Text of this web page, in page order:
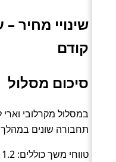
שינויי מחיר –
קודם
סיכום מסלול
תחבורה שונים במהלך 365 הימים האחרונים.